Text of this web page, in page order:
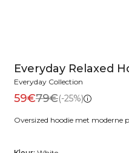
Everyday Relaxed
Everyday Collection
59€79€(-25%)
Oversized hoodie met moderne